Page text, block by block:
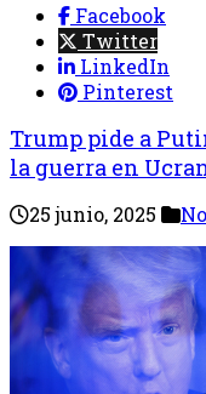
Facebook
Twitter
LinkedIn
Pinterest
Trump pide a
la guerra en
25 junio, 2025